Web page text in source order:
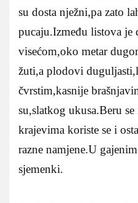
su dosta nježni,pa zato
pucaju.Između listova je
visećom,oko metar
žuti,a plodovi
čvrstim,kasnije
su,slatkog ukusa.Beru
krajevima koriste se i
razne namjene.U
sjemenki.